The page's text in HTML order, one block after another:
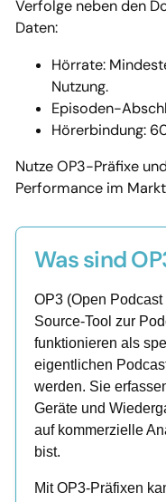
Verfolge neben den
Daten:
Hörrate:
Nutzung.
Episoden-
Hörerbindung:
Nutze OP3-Präfixe
Performance im
Was sind
OP3 (Open
Source-Tool zur
funktionieren als
eigentlichen
werden. Sie
Geräte und
auf kommerzielle
bist.
Mit OP3-Präfixen